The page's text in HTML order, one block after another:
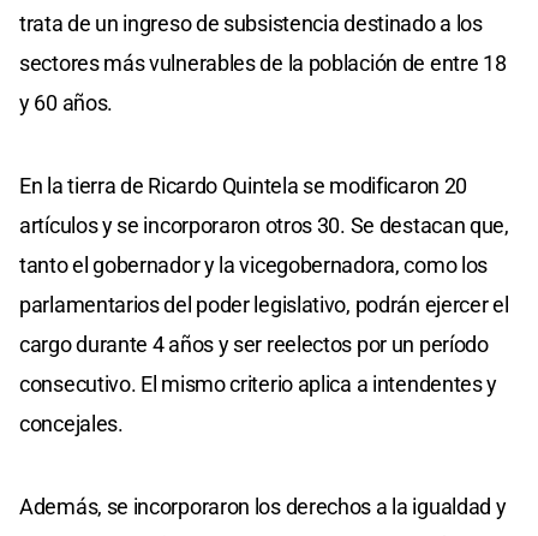
trata de un ingreso de subsistencia destinado a los
sectores más vulnerables de la población de entre 18
y 60 años.
En la tierra de Ricardo Quintela se modificaron 20
artículos y se incorporaron otros 30. Se destacan que,
tanto el gobernador y la vicegobernadora, como los
parlamentarios del poder legislativo, podrán ejercer el
cargo durante 4 años y ser reelectos por un período
consecutivo. El mismo criterio aplica a intendentes y
concejales.
Además, se incorporaron los derechos a la igualdad y